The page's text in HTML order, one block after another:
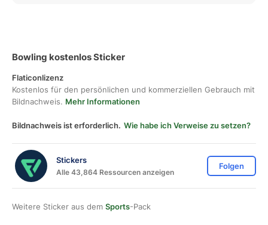
Bowling kostenlos Sticker
Flaticonlizenz
Kostenlos für den persönlichen und kommerziellen Gebrauch mit
Bildnachweis. Mehr Informationen
Bildnachweis ist erforderlich. Wie habe ich Verweise zu setzen?
Stickers
Alle 43,864 Ressourcen anzeigen
Folgen
Weitere Sticker aus dem Sports-Pack